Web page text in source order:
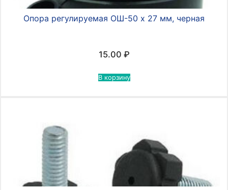
Опора регулируемая ОШ-50 х 27 мм, черная
15.00 ₽
В корзину